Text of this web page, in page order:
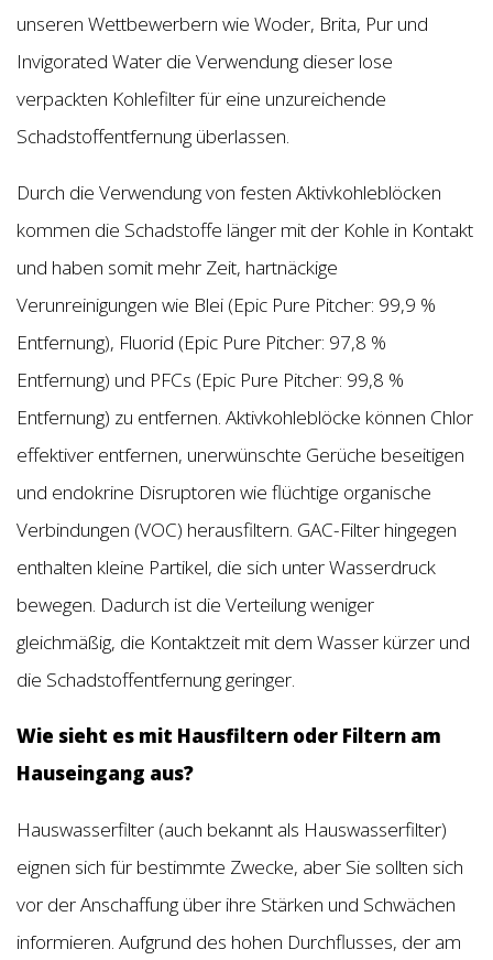
unseren Wettbewerbern wie Woder, Brita, Pur und
Invigorated Water die Verwendung dieser lose
verpackten Kohlefilter für eine unzureichende
Schadstoffentfernung überlassen.
Durch die Verwendung von festen Aktivkohleblöcken
kommen die Schadstoffe länger mit der Kohle in Kontakt
und haben somit mehr Zeit, hartnäckige
Verunreinigungen wie Blei (Epic Pure Pitcher: 99,9 %
Entfernung), Fluorid (Epic Pure Pitcher: 97,8 %
Entfernung) und PFCs (Epic Pure Pitcher: 99,8 %
Entfernung) zu entfernen. Aktivkohleblöcke können Chlor
effektiver entfernen, unerwünschte Gerüche beseitigen
und endokrine Disruptoren wie flüchtige organische
Verbindungen (VOC) herausfiltern. GAC-Filter hingegen
enthalten kleine Partikel, die sich unter Wasserdruck
bewegen. Dadurch ist die Verteilung weniger
gleichmäßig, die Kontaktzeit mit dem Wasser kürzer und
die Schadstoffentfernung geringer.
Wie sieht es mit Hausfiltern oder Filtern am
Hauseingang aus?
Hauswasserfilter (auch bekannt als Hauswasserfilter)
eignen sich für bestimmte Zwecke, aber Sie sollten sich
vor der Anschaffung über ihre Stärken und Schwächen
informieren. Aufgrund des hohen Durchflusses, der am